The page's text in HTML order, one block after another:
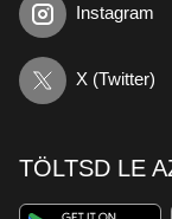
Instagram
X (Twitter)
TÖLTSD LE